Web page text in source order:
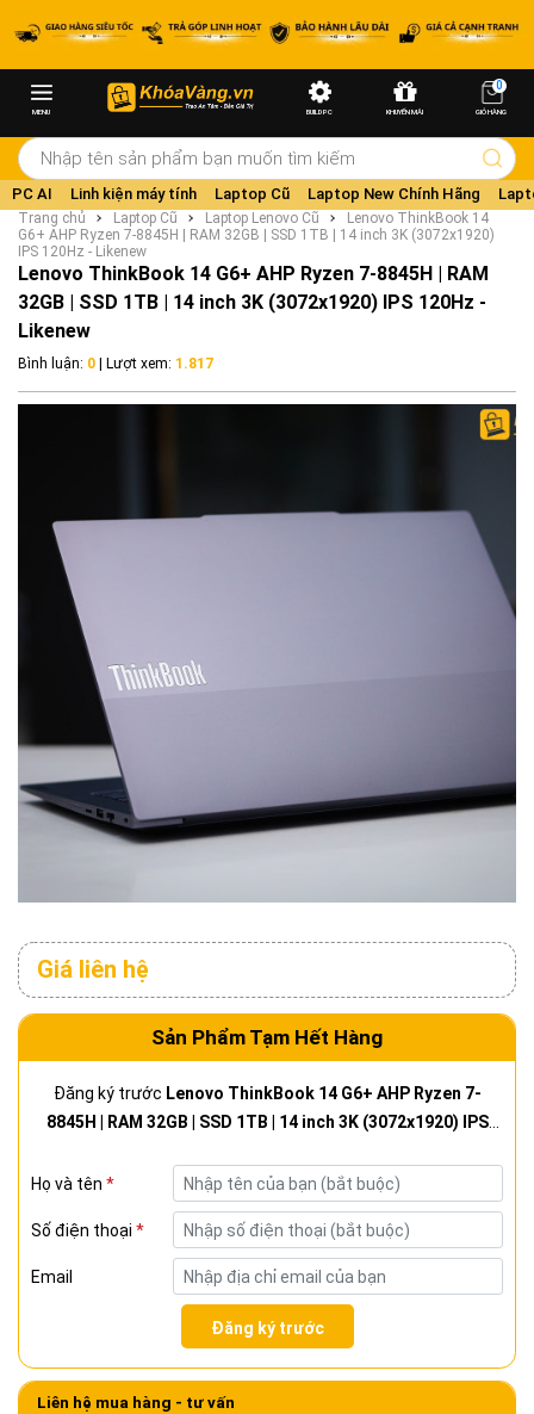
MENU BUILD PC KHUYẾN MÃI
0
GIỎ HÀNG
PC AI Linh kiện máy tính Laptop Cũ Laptop New Chính Hãng
Trang chủ Laptop Cũ Laptop Lenovo Cũ
Lenovo ThinkBook 14
G6+ AHP Ryzen 7-8845H | RAM 32GB | SSD 1TB | 14 inch 3K (3072x1920)
IPS 120Hz - Likenew
Lenovo ThinkBook 14 G6+ AHP Ryzen 7-8845H | RAM
32GB | SSD 1TB | 14 inch 3K (3072x1920) IPS 120Hz -
Likenew
Bình luận: 0 | Lượt xem: 1.817
Giá liên hệ
Sản Phẩm Tạm Hết Hàng
Đăng ký trước Lenovo ThinkBook 14 G6+ AHP Ryzen 7-
8845H | RAM 32GB | SSD 1TB | 14 inch 3K (3072x1920) IPS
Họ và tên *
Số điện thoại *
Email
Đăng ký trước
Liên hệ mua hàng - tư vấn